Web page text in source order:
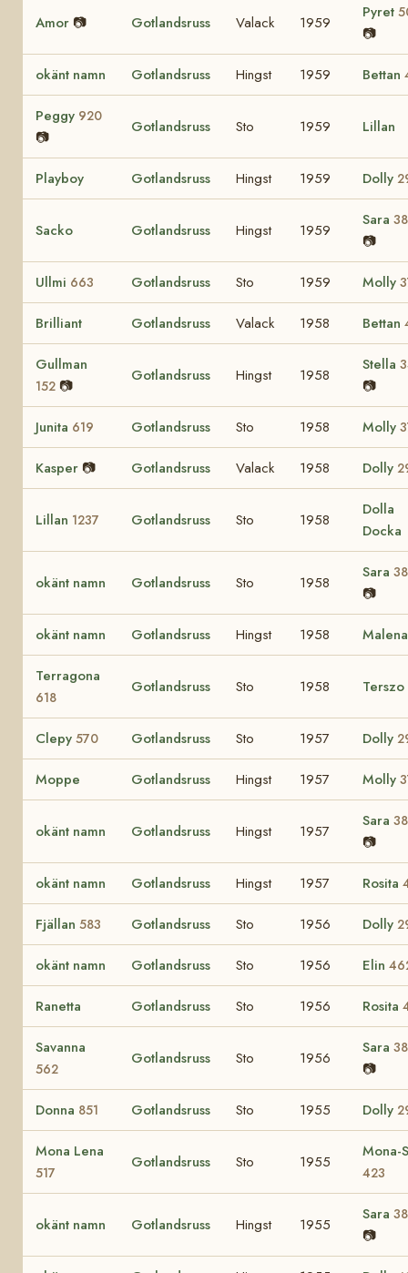
Amor 📷 Gotlandsruss Valack 1959
Pyret
📷
okänt namn Gotlandsruss Hingst 1959 Bettan
Peggy 920
📷
Gotlandsruss Sto 1959 Lillan
Playboy Gotlandsruss Hingst 1959 Dolly
Sacko Gotlandsruss Hingst 1959
Sara
📷
Ullmi 663 Gotlandsruss Sto 1959 Molly
Brilliant Gotlandsruss Valack 1958 Bettan
Gullman
152 📷
Gotlandsruss Hingst 1958
Stella
📷
Junita 619 Gotlandsruss Sto 1958 Molly
Kasper 📷 Gotlandsruss Valack 1958 Dolly
Lillan 1237 Gotlandsruss Sto 1958
Dolla
Docka
okänt namn Gotlandsruss Sto 1958
Sara
📷
okänt namn Gotlandsruss Hingst 1958
Terragona
618
Gotlandsruss Sto 1958 Terszo
Clepy 570 Gotlandsruss Sto 1957 Dolly
Moppe Gotlandsruss Hingst 1957 Molly
okänt namn Gotlandsruss Hingst 1957
Sara
📷
okänt namn Gotlandsruss Hingst 1957 Rosita
Fjällan 583 Gotlandsruss Sto 1956 Dolly
okänt namn Gotlandsruss Sto 1956 Elin
Ranetta Gotlandsruss Sto 1956 Rosita
Savanna
562
Gotlandsruss Sto 1956
Sara
📷
Donna 851 Gotlandsruss Sto 1955 Dolly
Mona Lena
517
Gotlandsruss Sto 1955
Mona-
423
okänt namn Gotlandsruss Hingst 1955
Sara
📷